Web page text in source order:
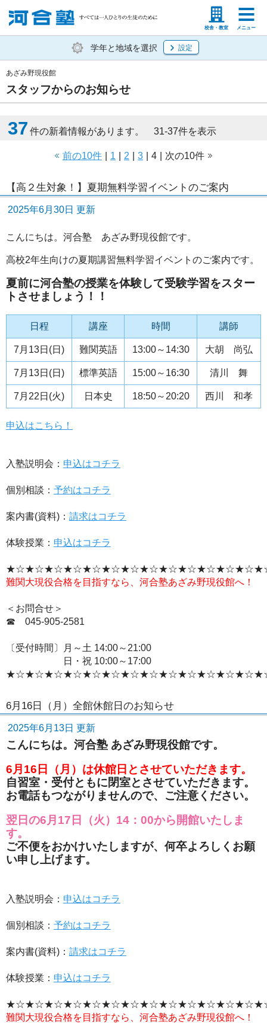
校舎・教室 メニュー
塾生の方 高等学校の先生
学年と地域を選択 設定
スタッフからのお知らせ
あざみ野現役館
37 件の新着情報があります。 31-37件を表示
前の10件 1 2 3 4 次の10件
【高２生対象！】夏期無料学習イベントのご案内
2025年6月30日 更新
こんにちは。河合塾 あざみ野現役館です。
高校2年生向けの夏期講習無料学習イベントのご案内です。
夏前に河合塾の授業を体験して受験学習をスター
トさせましょう！！
日程 講座 時間 講師
7月13日(日) 難関英語 13:00～14:30 大胡 尚弘
7月13日(日) 標準英語 15:00～16:30 清川 舞
7月22日(火) 日本史 18:50～20:20 西川 和孝
申込はこちら！
入塾説明会： 申込はコチラ
個別相談： 予約はコチラ
案内書(資料)： 請求はコチラ
体験授業： 申込はコチラ
難関大現役合格を目指すなら、河合塾あざみ野現役館へ！
＜お問合せ＞
☎ 045‐905-2581
〔受付時間〕月～土 14:00～21:00
日・祝 10:00～17:00
6月16日（月）全館休館日のお知らせ
2025年6月13日 更新
こんにちは。河合塾 あざみ野現役館です。
6月16日（月）は休館日とさせていただきます。
自習室・受付ともに閉室とさせていただきます。
お電話もつながりませんので、ご注意ください。
翌日の6月17日（火）14：00から開館いたしま
す。
ご不便をおかけいたしますが、何卒よろしくお願
い申し上げます。
入塾説明会： 申込はコチラ
個別相談： 予約はコチラ
案内書(資料)： 請求はコチラ
体験授業： 申込はコチラ
難関大現役合格を目指すなら、河合塾あざみ野現役館へ！